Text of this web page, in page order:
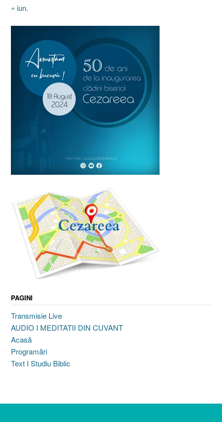
« iun.
PAGINI
Transmisie Live
AUDIO I MEDITATII DIN CUVANT
Acasă
Programări
Text I Studiu Biblic